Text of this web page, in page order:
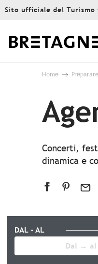
Aller
principal
Sito ufficiale del Turismo
Home
Concerti,
dinamica e
DAL - AL